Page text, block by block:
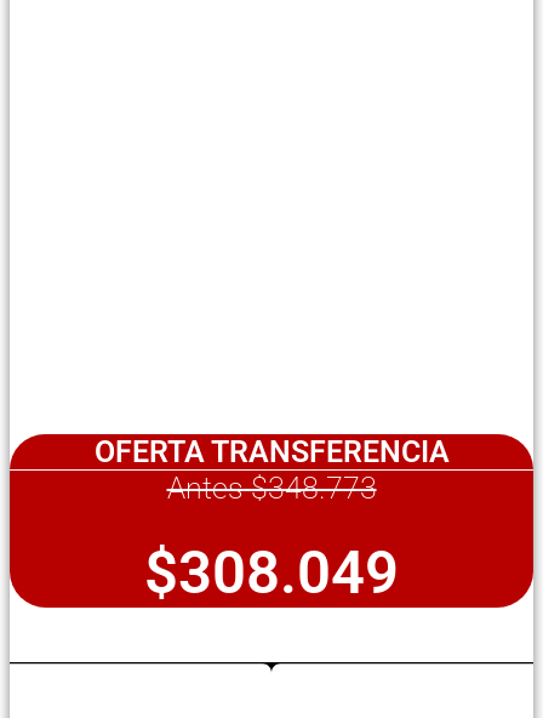
OFERTA TRANSFERENCIA
Antes $348.773
$308.049